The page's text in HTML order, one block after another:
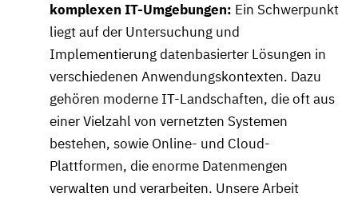
komplexen IT-Umgebungen: Ein Schwerpunkt
liegt auf der Untersuchung und
Implementierung datenbasierter Lösungen in
verschiedenen Anwendungskontexten. Dazu
gehören moderne IT-Landschaften, die oft aus
einer Vielzahl von vernetzten Systemen
bestehen, sowie Online- und Cloud-
Plattformen, die enorme Datenmengen
verwalten und verarbeiten. Unsere Arbeit